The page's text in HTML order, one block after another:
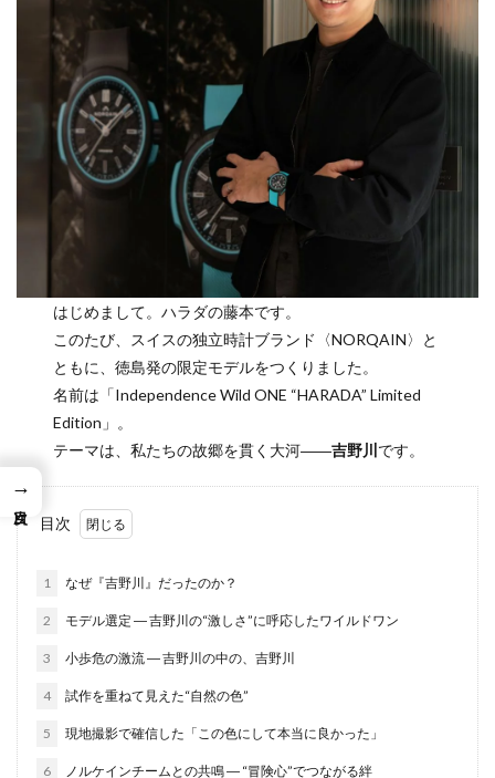
はじめまして。ハラダの藤本です。
このたび、スイスの独立時計ブランド〈NORQAIN〉と
ともに、徳島発の限定モデルをつくりました。
名前は「Independence Wild ONE “HARADA” Limited
Edition」。
テーマは、私たちの故郷を貫く大河――吉野川 です。
目次
1 なぜ『吉野川』だったのか？
2 モデル選定 ― 吉野川の“激しさ”に呼応したワイルドワン
3 小歩危の激流 ― 吉野川の中の、吉野川
4 試作を重ねて見えた“自然の色”
5 現地撮影で確信した「この色にして本当に良かった」
6 ノルケインチームとの共鳴 ― “冒険心”でつながる絆
→